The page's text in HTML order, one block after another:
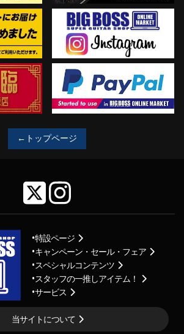
←トップページ
特設ページ
キャンペーン・セール・フェア
スペシャルコンテンツ
スタッフの一推しアイテム！
サービス
当サイトについて